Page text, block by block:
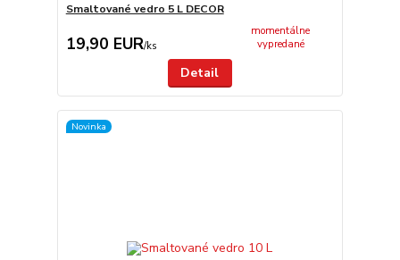
Smaltované vedro 5 L DECOR
19,90 EUR/ks
momentálne
vypredané
Detail
Novinka